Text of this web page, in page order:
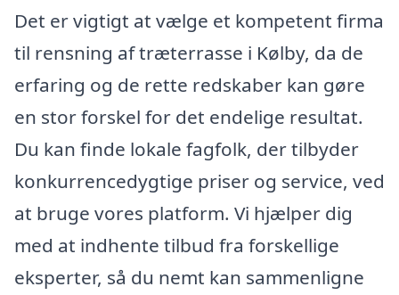
Det er vigtigt at vælge et kompetent firma
til rensning af træterrasse i Kølby, da de
erfaring og de rette redskaber kan gøre
en stor forskel for det endelige resultat.
Du kan finde lokale fagfolk, der tilbyder
konkurrencedygtige priser og service, ved
at bruge vores platform. Vi hjælper dig
med at indhente tilbud fra forskellige
eksperter, så du nemt kan sammenligne